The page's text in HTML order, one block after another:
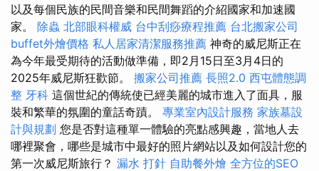
以及每個民族的民間音樂和民間舞蹈的介紹國家和加速國
家。 除蟲 北部眼科權威 台中刮痧療程推薦 台北搬家公司
buffet外燴價格 私人居家清潔服務推薦 神奇的威尼斯正在
為今年最受期待的活動做準備，即2月15日至3月4日的
2025年威尼斯狂歡節。 搬家公司推薦 長照2.0 西屯體態調
整 牙科 這個世紀的傳統使已經美麗的城市進入了面具，服
裝和繁華的氛圍的童話奇蹟。 專業室內設計服務 家族墓設
計與規劃 您是否對這種單一體驗的亮點感興趣，當地人去
哪裡聚會，哪些是城市中最好的照片網站以及如何設計您的
第一次威尼斯旅行？ 漏水 打針 自助餐外燴 全方位的SEO